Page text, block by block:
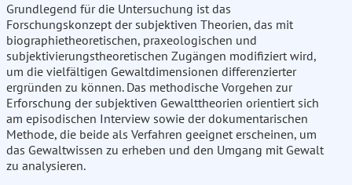
Grundlegend für die Untersuchung ist das
Forschungskonzept der subjektiven Theorien, das mit
biographietheoretischen, praxeologischen und
subjektivierungstheoretischen Zugängen modifiziert wird,
um die vielfältigen Gewaltdimensionen differenzierter
ergründen zu können. Das methodische Vorgehen zur
Erforschung der subjektiven Gewalttheorien orientiert sich
am episodischen Interview sowie der dokumentarischen
Methode, die beide als Verfahren geeignet erscheinen, um
das Gewaltwissen zu erheben und den Umgang mit Gewalt
zu analysieren.